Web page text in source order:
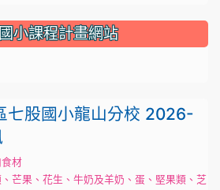
小課程計畫網站
七股國小龍山分校 2026-
材
芒果、花生、牛奶及羊奶、蛋、堅果類、芝